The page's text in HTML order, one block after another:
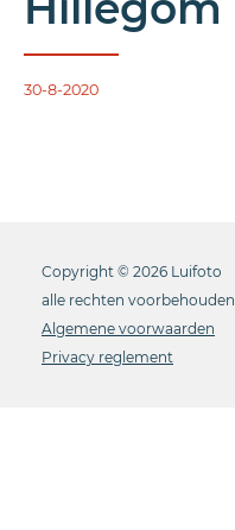
30-8-2020
Copyright © 2026 Luifoto
alle rechten voorbehouden
Algemene voorwaarden
Privacy reglement